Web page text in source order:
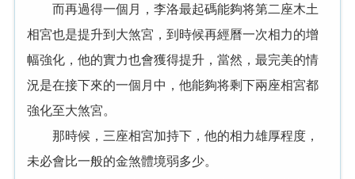
而再過得一個月，李洛最起碼能夠将第二座木土
相宮也是提升到大煞宮，到時候再經曆一次相力的增
幅強化，他的實力也會獲得提升，當然，最完美的情
況是在接下來的一個月中，他能夠将剩下兩座相宮都
強化至大煞宮。
那時候，三座相宮加持下，他的相力雄厚程度，
未必會比一般的金煞體境弱多少。